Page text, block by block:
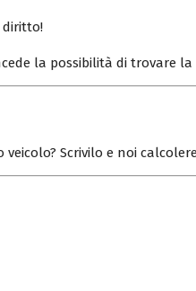
diritto!
la possibilità di trovare
Scrivilo e noi